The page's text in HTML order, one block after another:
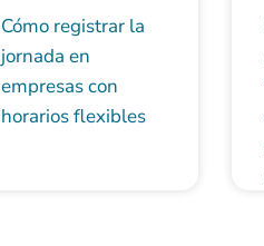
Cómo registrar la
jornada en
empresas con
horarios flexibles